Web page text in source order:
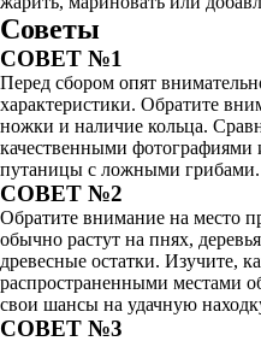
Советы
СОВЕТ №1
Перед сбором опят
характеристики. Обратите
ножки и наличие кольца.
качественными
путаницы с ложными грибами.
СОВЕТ №2
Обратите внимание на место
обычно растут на пнях,
древесные остатки. Изучите,
распространенными местами
свои шансы на удачную
СОВЕТ №3